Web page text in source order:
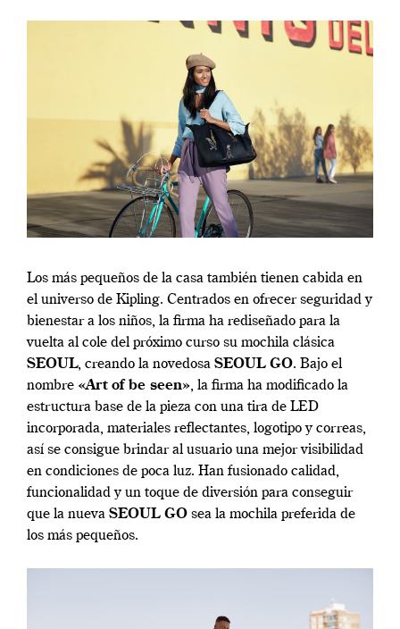
Los más pequeños de la casa también tienen cabida en
el universo de Kipling. Centrados en ofrecer seguridad y
bienestar a los niños, la firma ha rediseñado para la
vuelta al cole del próximo curso su mochila clásica
SEOUL, creando la novedosa SEOUL GO. Bajo el
nombre «Art of be seen», la firma ha modificado la
estructura base de la pieza con una tira de LED
incorporada, materiales reflectantes, logotipo y correas,
así se consigue brindar al usuario una mejor visibilidad
en condiciones de poca luz. Han fusionado calidad,
funcionalidad y un toque de diversión para conseguir
que la nueva SEOUL GO sea la mochila preferida de
los más pequeños.